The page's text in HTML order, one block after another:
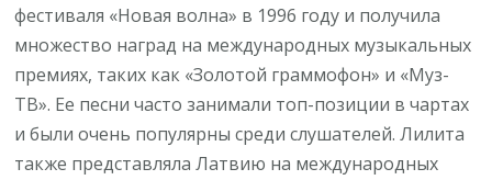
фестиваля «Новая волна» в 1996 году и получила
множество наград на международных музыкальных
премиях, таких как «Золотой граммофон» и «Муз-
ТВ». Ее песни часто занимали топ-позиции в чартах
и были очень популярны среди слушателей. Лилита
также представляла Латвию на международных